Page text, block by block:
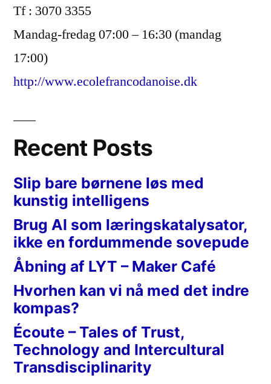
Tf : 3070 3355
Mandag-fredag 07:00 – 16:30 (mandag
17:00)
http://www.ecolefrancodanoise.dk
Recent Posts
Slip bare børnene løs med
kunstig intelligens
Brug AI som læringskatalysator,
ikke en fordummende sovepude
Åbning af LYT – Maker Café
Hvorhen kan vi nå med det indre
kompas?
Écoute – Tales of Trust,
Technology and Intercultural
Transdisciplinarity